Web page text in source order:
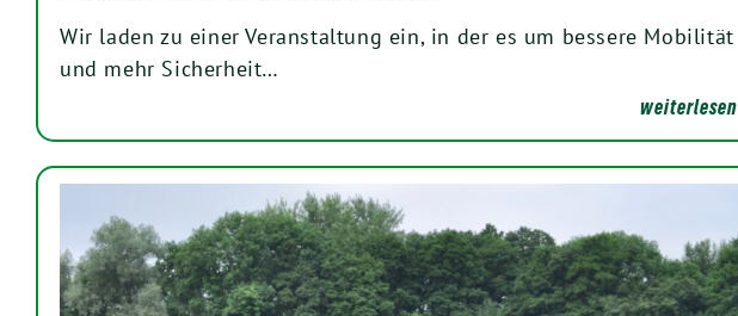
Wir laden zu einer Veranstaltung ein, in der es um bessere Mobilität
und mehr Sicherheit…
weiterlesen